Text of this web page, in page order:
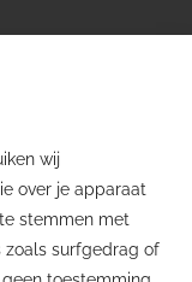
wij
over je apparaat
stemmen met
zoals surfgedrag of